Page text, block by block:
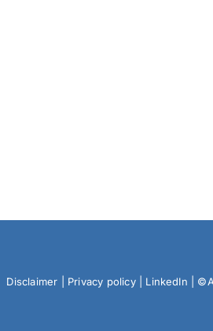
Disclaimer Privacy policy| LinkedIn |